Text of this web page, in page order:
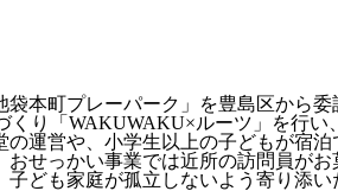
本町プレーパーク」を豊島区から
り「WAKUWAKU×ルーツ」を行
運営や、小学生以上の子どもが宿
せっかい事業では近所の訪問員が
ども家庭が孤立しないよう寄り添い